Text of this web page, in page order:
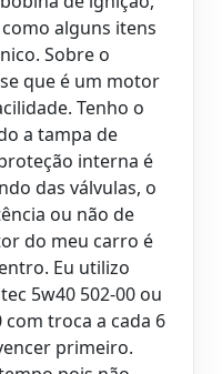
alguns itens
Sobre o
que é um motor
Tenho o
a tampa de
interna é
das válvulas, o
ou não de
do meu carro é
Eu utilizo
5w40 502-00 ou
troca a cada 6
primeiro.